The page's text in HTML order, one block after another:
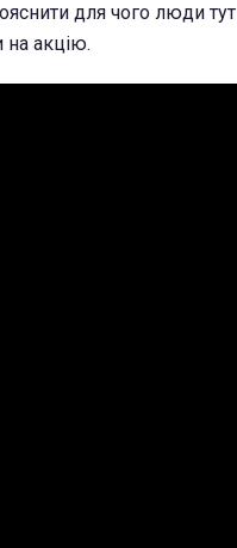
для чого люди тут
на акцію.